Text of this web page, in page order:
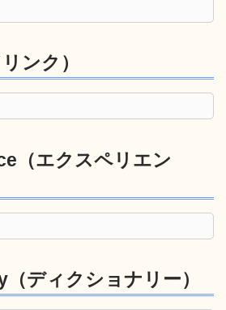
ンク）
エクスペリエン
ィクショナリー）